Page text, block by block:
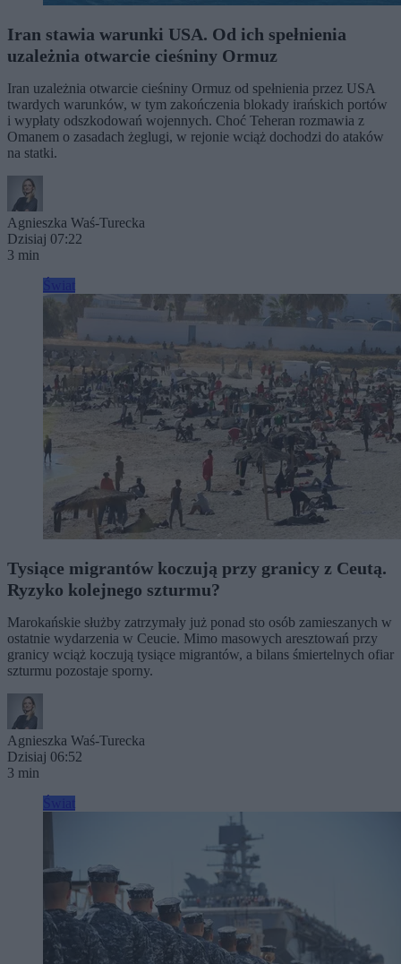
Iran stawia warunki USA. Od ich spełnienia
uzależnia otwarcie cieśniny Ormuz
Iran uzależnia otwarcie cieśniny Ormuz od spełnienia przez USA
twardych warunków, w tym zakończenia blokady irańskich portów
i wypłaty odszkodowań wojennych. Choć Teheran rozmawia z
Omanem o zasadach żeglugi, w rejonie wciąż dochodzi do ataków
na statki.
Agnieszka Waś-Turecka
Dzisiaj 07:22
3 min
Tysiące migrantów koczują przy granicy z Ceutą.
Ryzyko kolejnego szturmu?
Marokańskie służby zatrzymały już ponad sto osób zamieszanych w
ostatnie wydarzenia w Ceucie. Mimo masowych aresztowań przy
granicy wciąż koczują tysiące migrantów, a bilans śmiertelnych ofiar
szturmu pozostaje sporny.
Agnieszka Waś-Turecka
Dzisiaj 06:52
3 min